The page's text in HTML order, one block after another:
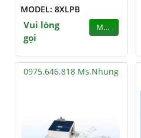
MODEL: 8XLPB
Vui lòng
gọi
MUA
0975.646.818 Ms.Nhung